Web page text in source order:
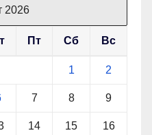
2026
Пт Сб Вс
1 2
7 8 9
14 15 16